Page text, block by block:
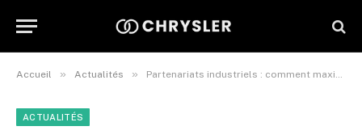
Accueil » Actualités » Partenariats industriels : comment maximiser les synergies entre entreprises
ACTUALITÉS